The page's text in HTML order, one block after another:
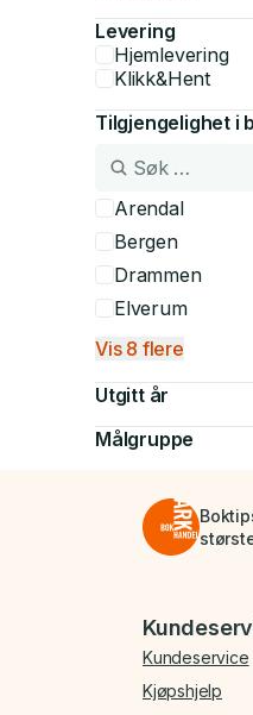
Levering
Hjemlevering
Klikk&Hent
Tilgjengelighet i
Arendal
Bergen
Drammen
Elverum
Vis 8 flere
Utgitt år
Målgruppe
Bunnmeny
Kundeservice
Kjøpshjelp